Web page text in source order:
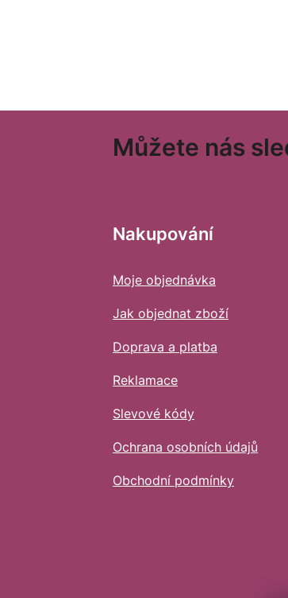
Můžete nás
Nakupování
Moje objednávka
Jak objednat zboží
Doprava a platba
Reklamace
Slevové kódy
Ochrana osobních údajů
Obchodní podmínky